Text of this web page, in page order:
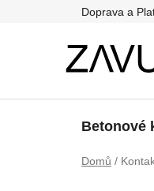
Doprava a
Betonové
Domů /